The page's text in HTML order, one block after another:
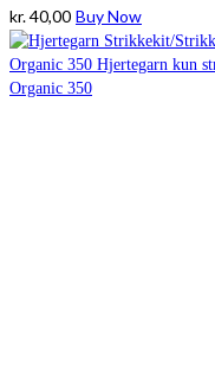
kr.40,00 Buy Now